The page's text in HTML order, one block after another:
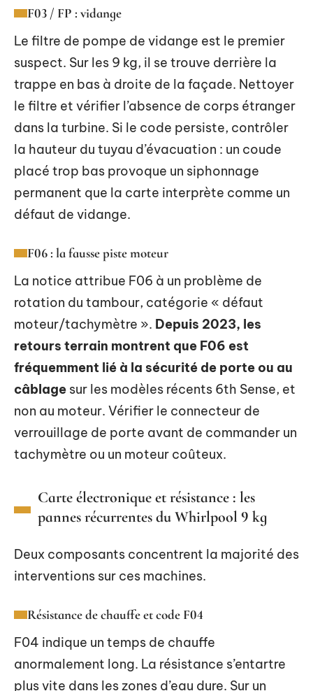
F03 / FP : vidange
Le filtre de pompe de vidange est le premier
suspect. Sur les 9 kg, il se trouve derrière la
trappe en bas à droite de la façade. Nettoyer
le filtre et vérifier l’absence de corps étranger
dans la turbine. Si le code persiste, contrôler
la hauteur du tuyau d’évacuation : un coude
placé trop bas provoque un siphonnage
permanent que la carte interprète comme un
défaut de vidange.
F06 : la fausse piste moteur
La notice attribue F06 à un problème de
rotation du tambour, catégorie « défaut
moteur/tachymètre ». Depuis 2023, les
retours terrain montrent que F06 est
fréquemment lié à la sécurité de porte ou au
câblage sur les modèles récents 6th Sense, et
non au moteur. Vérifier le connecteur de
verrouillage de porte avant de commander un
tachymètre ou un moteur coûteux.
Carte électronique et résistance : les
pannes récurrentes du Whirlpool 9 kg
Deux composants concentrent la majorité des
interventions sur ces machines.
Résistance de chauffe et code F04
F04 indique un temps de chauffe
anormalement long. La résistance s’entartre
plus vite dans les zones d’eau dure. Sur un